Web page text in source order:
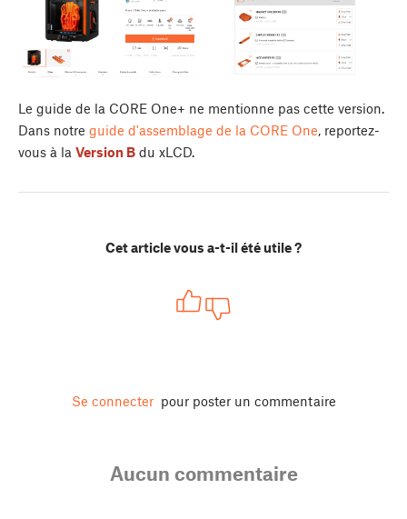
Le guide de la CORE One+ ne mentionne pas cette version.
Dans notre guide d'assemblage de la CORE One, reportez-
vous à la Version B du xLCD.
Cet article vous a-t-il été utile ?
Se connecter pour poster un commentaire
Aucun commentaire